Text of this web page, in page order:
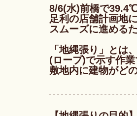
8/6(水)前橋で39.4℃
足利の店舗計画地
スムーズに進める
「地縄張り」とは
(ロープ)で示す作業
敷地内に建物がど